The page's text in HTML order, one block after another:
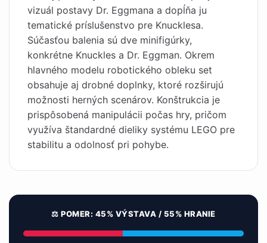
vizuál postavy Dr. Eggmana a dopĺňa ju
tematické príslušenstvo pre Knucklesa.
Súčasťou balenia sú dve minifigúrky,
konkrétne Knuckles a Dr. Eggman. Okrem
hlavného modelu robotického obleku set
obsahuje aj drobné doplnky, ktoré rozširujú
možnosti herných scenárov. Konštrukcia je
prispôsobená manipulácii počas hry, pričom
využíva štandardné dieliky systému LEGO pre
stabilitu a odolnosť pri pohybe.
⚖️ POMER: 45% VÝSTAVA / 55% HRANIE